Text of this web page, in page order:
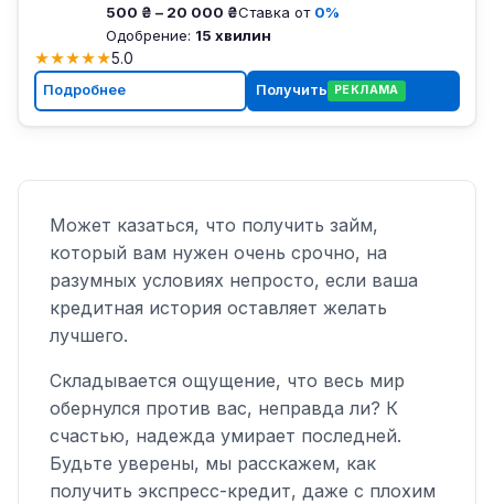
500 ₴ – 20 000 ₴Ставка от 0%
Одобрение: 15 хвилин
★★★★★5.0
Подробнее Получить РЕКЛАМА
Может казаться, что получить займ,
который вам нужен очень срочно, на
разумных условиях непросто, если ваша
кредитная история оставляет желать
лучшего.
Складывается ощущение, что весь мир
обернулся против вас, неправда ли? К
счастью, надежда умирает последней.
Будьте уверены, мы расскажем, как
получить экспресс-кредит, даже с плохим